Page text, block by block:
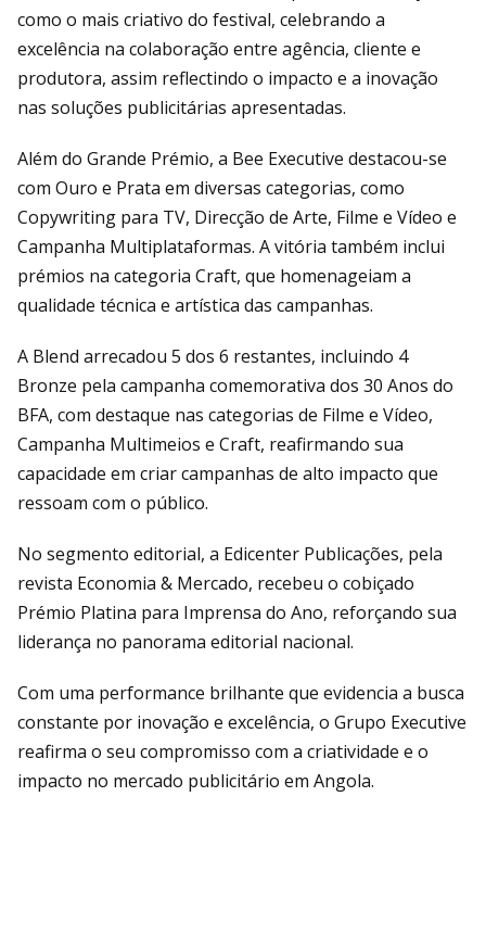
como o mais criativo do festival, celebrando a
excelência na colaboração entre agência, cliente e
produtora, assim reflectindo o impacto e a inovação
nas soluções publicitárias apresentadas.
Além do Grande Prémio, a Bee Executive destacou-se
com Ouro e Prata em diversas categorias, como
Copywriting para TV, Direcção de Arte, Filme e Vídeo e
Campanha Multiplataformas. A vitória também inclui
prémios na categoria Craft, que homenageiam a
qualidade técnica e artística das campanhas.
A Blend arrecadou 5 dos 6 restantes, incluindo 4
Bronze pela campanha comemorativa dos 30 Anos do
BFA, com destaque nas categorias de Filme e Vídeo,
Campanha Multimeios e Craft, reafirmando sua
capacidade em criar campanhas de alto impacto que
ressoam com o público.
No segmento editorial, a Edicenter Publicações, pela
revista Economia & Mercado, recebeu o cobiçado
Prémio Platina para Imprensa do Ano, reforçando sua
liderança no panorama editorial nacional.
Com uma performance brilhante que evidencia a busca
constante por inovação e excelência, o Grupo Executive
reafirma o seu compromisso com a criatividade e o
impacto no mercado publicitário em Angola.